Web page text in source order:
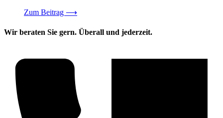
Zum Beitrag ⟶
Wir beraten Sie gern. Überall und jederzeit.